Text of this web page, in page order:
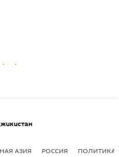
АЗИЯ РОССИЯ ПОЛИТИКА